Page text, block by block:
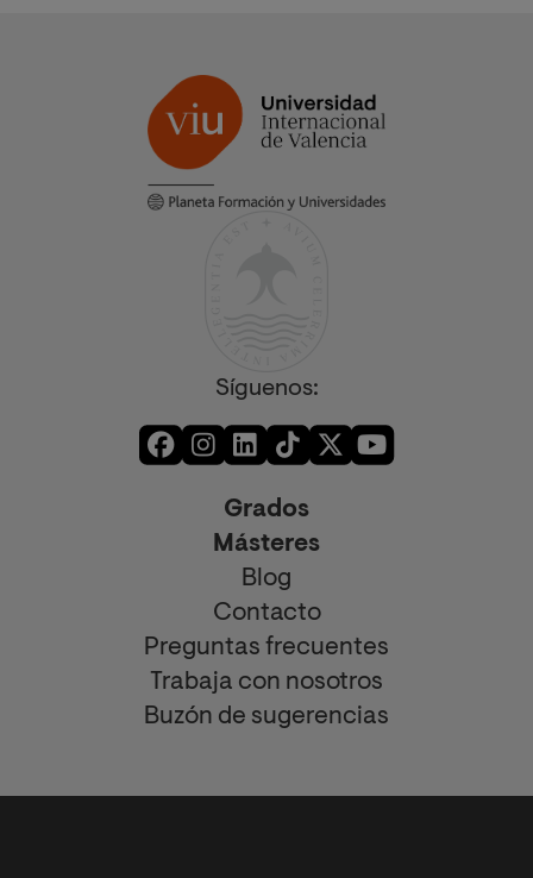
Síguenos:
Grados
Másteres
Blog
Contacto
Preguntas frecuentes
Trabaja con nosotros
Buzón de sugerencias